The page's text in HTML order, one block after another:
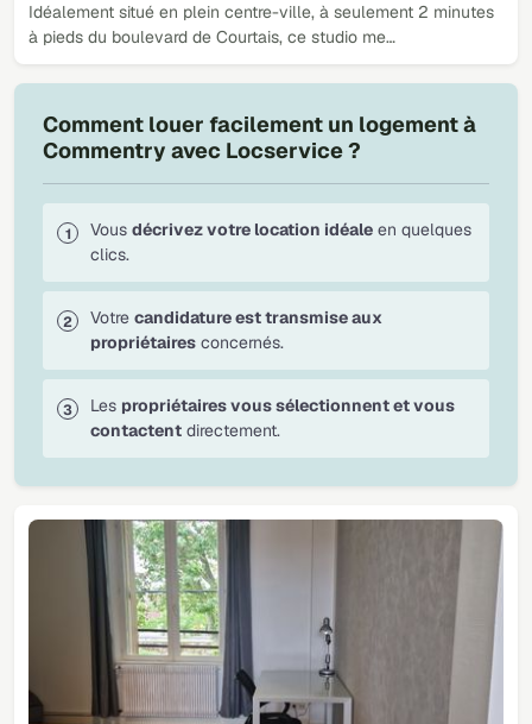
Idéalement situé en plein centre-ville, à seulement 2 minutes
à pieds du boulevard de Courtais, ce studio me…
Comment louer facilement un logement à
Commentry avec Locservice ?
Vous décrivez votre location idéale en quelques
clics.
Votre candidature est transmise aux
propriétaires concernés.
Les propriétaires vous sélectionnent et vous
contactent directement.